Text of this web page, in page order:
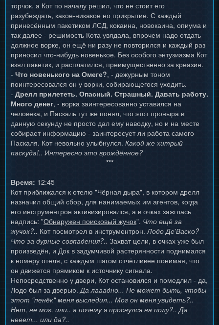
торчок, а Кот по началу решил, что не стоит его
разубеждать, какое-никакое но прикрытие. С каждый
принесённым пакетиком ЛСД, кокаина, новокаина, опиума и
так далее - решимость Кота увядала, впрочем надо отдать
должное ворке, он ещё ни разу не повторился и каждый раз
приносил что-нибудь новенькое. Без особого энтузиазма Кот
взял пакетик, и расплатился, преимущественно за креазин.
- Что новенького на Омеге?, - дежурным тоном
поинтересовался он у ворки, собирающегося уходить.
- Дрелл прилететь. Опасный. Страшный. Давать работу.
Много денег, - ворка заинтересованно уставился на
человека, и Паскаль тут же понял, что этот проныра в
данную секунду не просто дал ему наводку, но и на месте
собирает информацию - заинтересует ли работа самого
Паскаля. Кот невольно улыбнулся. Какой же хитрый
паскуда!.. Интересно это врождённое?
***
Время: 12:45
Кот приближался к отелю "Чёрная дыра", в котором дрелл
назначил общий сбор, для нанимаемых им агентов, когда
его инструментрон активизировался, а в очках зажглась
надпись: "Обнаружен поисковый жучок". Что ещё за
жучок?.. Кот посмотрел в инструментрон.Лодо Де'Васко?
Что за дурные совпадения?.. Захват цели, в очках уже был
произведён, и Док в задумчивой растерянности поднимался
к номеру отеля, с каждым шагом отчётливее понимая, что
он движется прямиком к источнику сигнала.
Непосредственно у двери, Кот остановился и помедлил - да,
Лодо был за дверью.Да лааадно... Не может быть, чтобы
этот "пенёк" меня выследил... Мог он меня увидеть?..
Нет, не мог, или.. а почему я проснулся на полу?.. Да
нееет... или да?..